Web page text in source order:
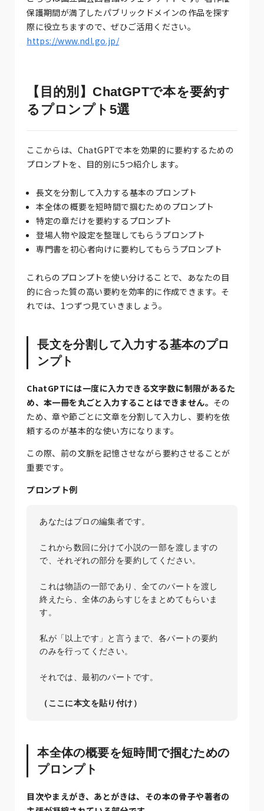
保護期間が満了したパブリックドメインの作品を探す
際に役立ちますので、ぜひご活用ください。
https://www.ndl.go.jp/
【目的別】ChatGPTで本を要約す
るプロンプト5選
ここからは、ChatGPTで本を効果的に要約するための
プロンプトを、目的別に5つ紹介します。
長文を分割して入力する基本のプロンプト
本全体の概要を短時間で掴むためのプロンプト
特定の章だけを要約するプロンプト
登場人物や設定を整理してもらうプロンプト
専門書を初心者向けに要約してもらうプロンプト
これらのプロンプトを使い分けることで、あなたの目
的に合った質の高い要約を効率的に作成できます。そ
れでは、1つずつ見ていきましょう。
長文を分割して入力する基本のプロ
ンプト
ChatGPTには一度に入力できる文字数に制限があるた
め、本一冊を丸ごと入力することはできません。 その
ため、章や節ごとに文章を分割して入力し、要約を依
頼するのが基本的な使い方になります。
この際、前の文脈を記憶させながら要約させることが
重要です。
プロンプト例
あなたはプロの編集者です。
これから数回に分けて小説の一部を渡しますの
で、それぞれの部分を要約してください。
これは物語の一部であり、全てのパートを渡し
終えたら、全体のあらすじをまとめてもらいま
す。
私が「以上です」と言うまで、各パートの要約
のみを行ってください。
それでは、最初のパートです。
（ここに本文を貼り付け）
本全体の概要を短時間で掴むための
プロンプト
目次やまえがき、あとがきは、その本の骨子や著者の